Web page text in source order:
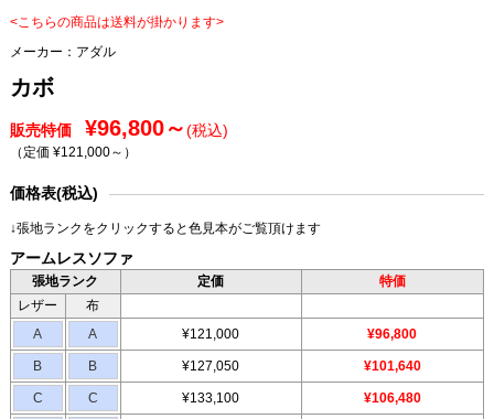
<こちらの商品は送料が掛かります>
メーカー： アダル
カボ
販売特価 ¥96,800～(税込)
（定価 ¥121,000～ ）
価格表(税込)
↓張地ランクをクリックすると色見本がご覧頂けます
アームレスソファ
張地ランク 定価
特価
レザー
布
A
A ¥121,000 ¥96,800
B B ¥127,050 ¥101,640
C C ¥133,100 ¥106,480